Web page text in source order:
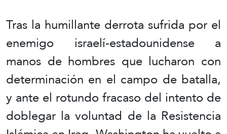
Tras la humillante derrota sufrida por el
enemigo israelí-estadounidense a
manos de hombres que lucharon con
determinación en el campo de batalla,
y ante el rotundo fracaso del intento de
doblegar la voluntad de la Resistencia